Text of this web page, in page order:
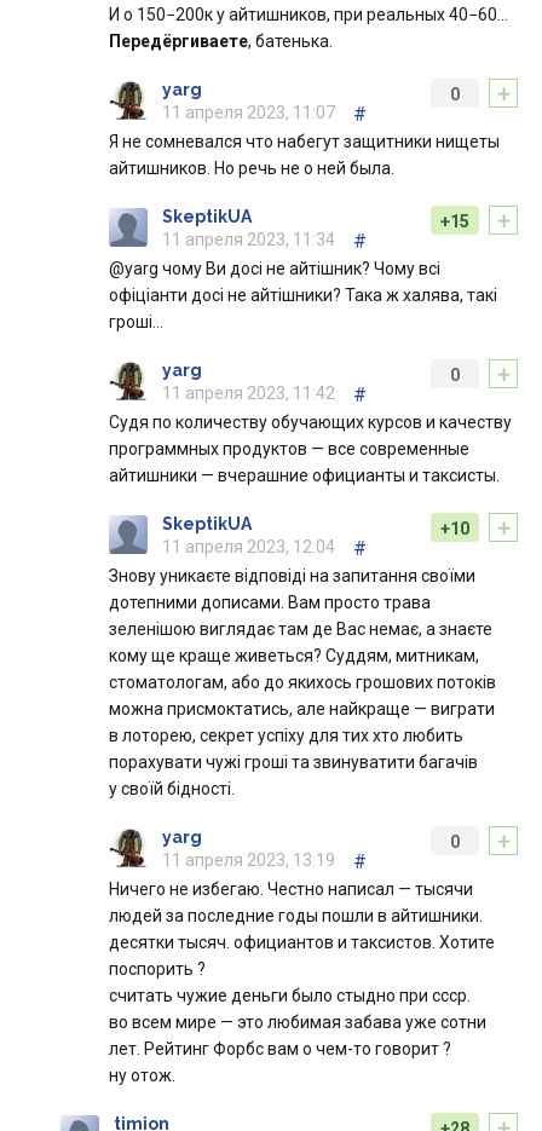
И о 150−200к у айтишников, при реальных 40−60…
Передёргиваете, батенька.
+
0
yarg
11 апреля 2023, 11:07
#
Я не сомневался что набегут защитники нищеты
айтишников. Но речь не о ней была.
+
+15
SkeptikUA
11 апреля 2023, 11:34
#
@yarg чому Ви досі не айтішник? Чому всі
офіціанти досі не айтішники? Така ж халява, такі
гроші…
+
0
yarg
11 апреля 2023, 11:42
#
Судя по количеству обучающих курсов и качеству
программных продуктов — все современные
айтишники — вчерашние официанты и таксисты.
+
+10
SkeptikUA
11 апреля 2023, 12:04
#
Знову уникаєте відповіді на запитання своїми
дотепними дописами. Вам просто трава
зеленішою виглядає там де Вас немає, а знаєте
кому ще краще живеться? Суддям, митникам,
стоматологам, або до якихось грошових потоків
можна присмоктатись, але найкраще — виграти
в лоторею, секрет успіху для тих хто любить
порахувати чужі гроші та звинуватити багачів
у своїй бідності.
+
0
yarg
11 апреля 2023, 13:19
#
Ничего не избегаю. Честно написал — тысячи
людей за последние годы пошли в айтишники.
десятки тысяч. официантов и таксистов. Хотите
поспорить ?
считать чужие деньги было стыдно при ссср.
во всем мире — это любимая забава уже сотни
лет. Рейтинг Форбс вам о чем-то говорит ?
ну отож.
timion